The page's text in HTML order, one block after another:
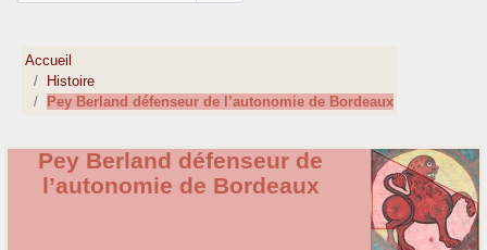
Accueil
Histoire
Pey Berland défenseur de l’autonomie de Bordeaux
Pey Berland défenseur de
l’autonomie de Bordeaux